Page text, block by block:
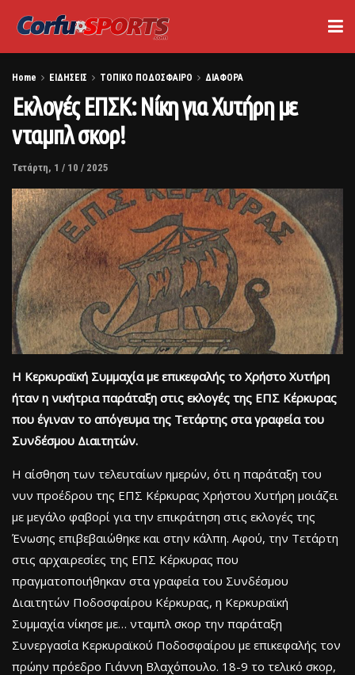
Home ΕΙΔΗΣΕΙΣ ΤΟΠΙΚΟ ΠΟΔΟΣΦΑΙΡΟ ΔΙΑΦΟΡΑ
Εκλογές ΕΠΣΚ: Νίκη για Χυτήρη με
νταμπλ σκορ!
Τετάρτη, 1 / 10 / 2025
Η Κερκυραϊκή Συμμαχία με επικεφαλής το Χρήστο Χυτήρη
ήταν η νικήτρια παράταξη στις εκλογές της ΕΠΣ Κέρκυρας
που έγιναν το απόγευμα της Τετάρτης στα γραφεία του
Συνδέσμου Διαιτητών.
Η αίσθηση των τελευταίων ημερών, ότι η παράταξη του
νυν προέδρου της ΕΠΣ Κέρκυρας Χρήστου Χυτήρη μοιάζει
με μεγάλο φαβορί για την επικράτηση στις εκλογές της
Ένωσης επιβεβαιώθηκε και στην κάλπη. Αφού, την Τετάρτη
στις αρχαιρεσίες της ΕΠΣ Κέρκυρας που
πραγματοποιήθηκαν στα γραφεία του Συνδέσμου
Διαιτητών Ποδοσφαίρου Κέρκυρας, η Κερκυραϊκή
Συμμαχία νίκησε με… νταμπλ σκορ την παράταξη
Συνεργασία Κερκυραϊκού Ποδοσφαίρου με επικεφαλής τον
πρώην πρόεδρο Γιάννη Βλαχόπουλο. 18-9 το τελικό σκορ,